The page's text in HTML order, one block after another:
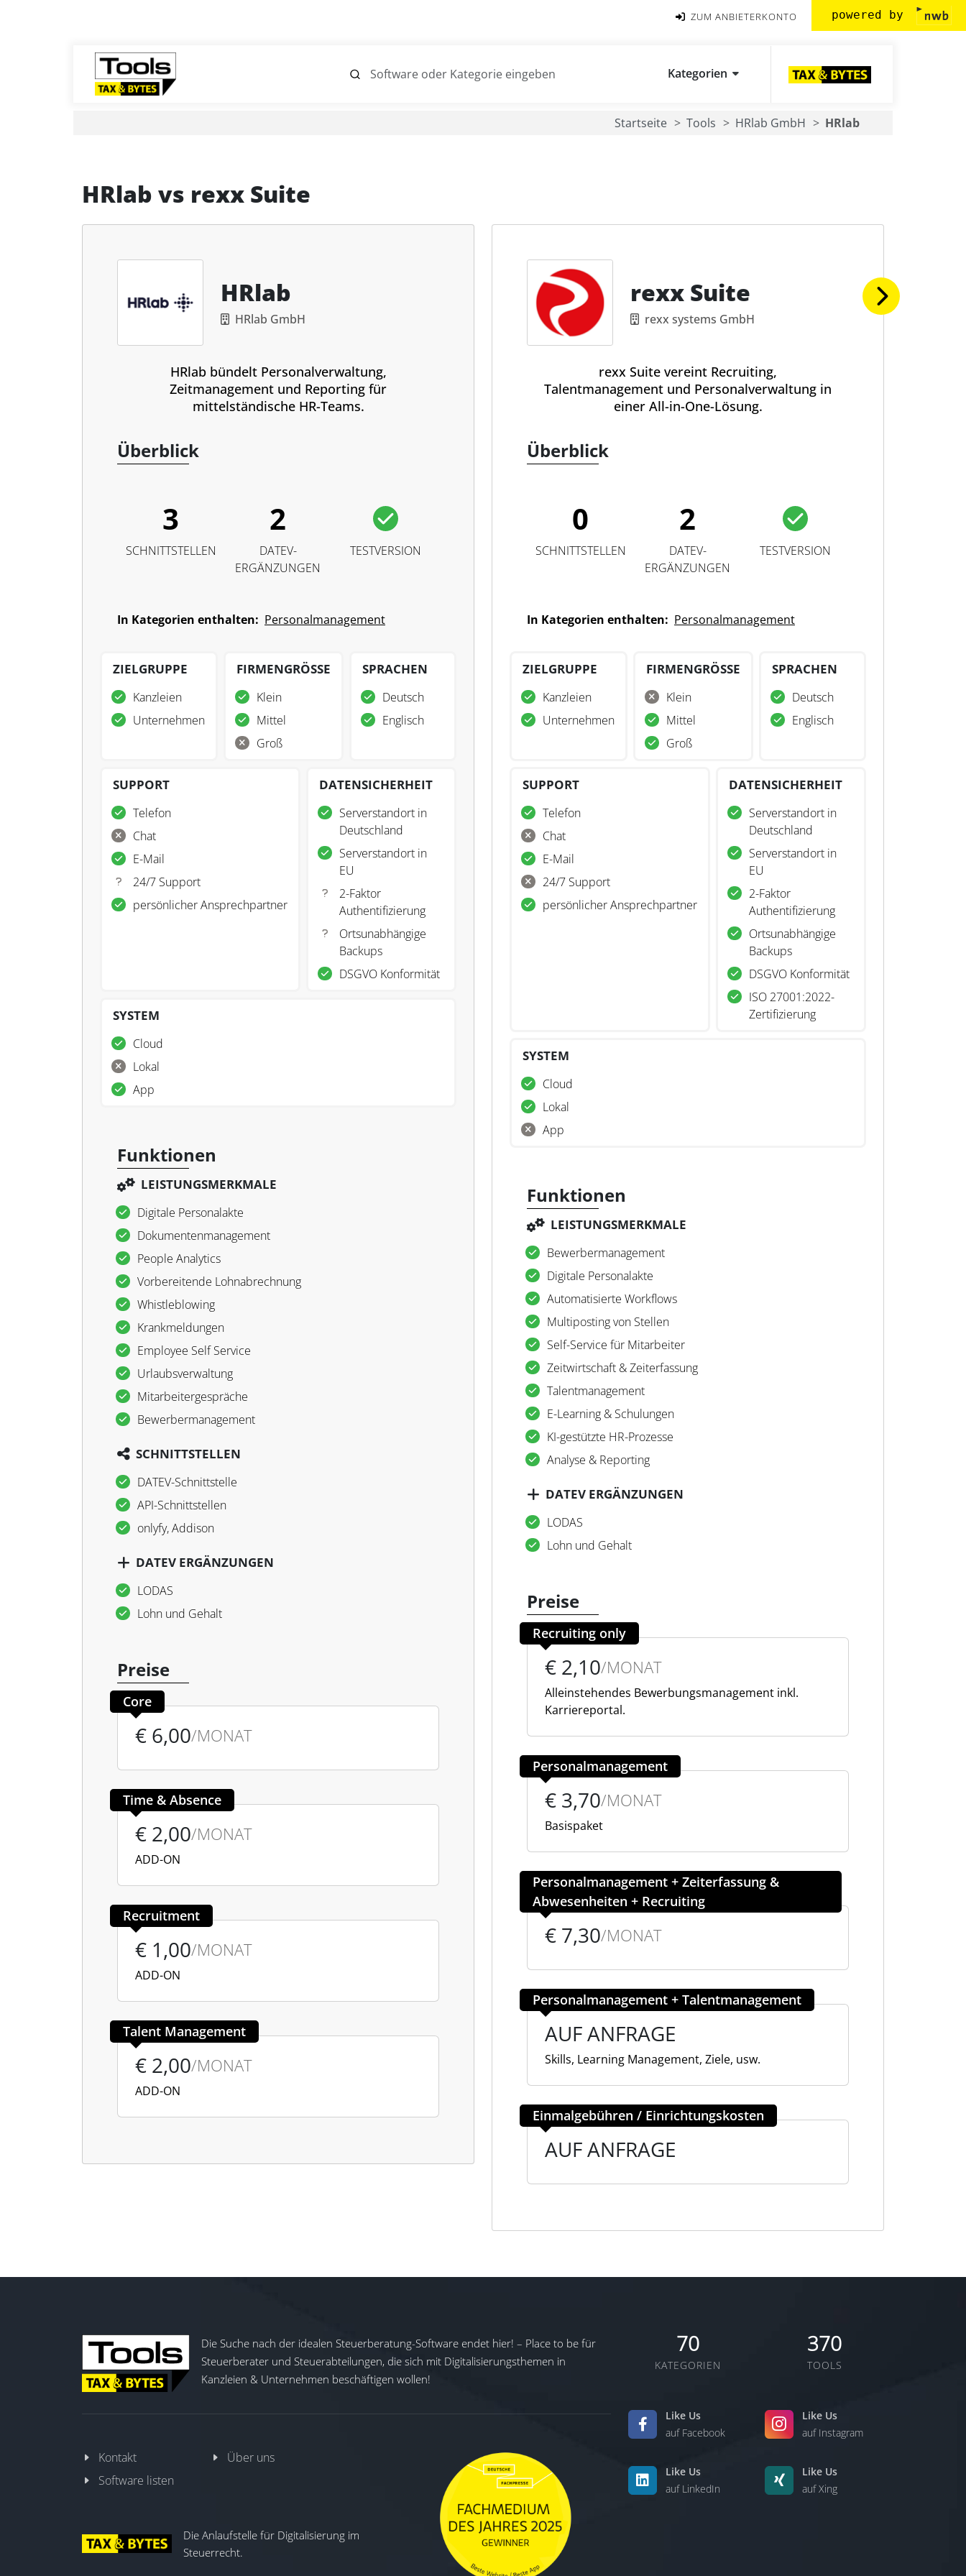
ZUM ANBIETERKONTO powered by
Kategorien
Startseite Tools HRlab GmbH HRlab
HRlab vs rexx Suite
HRlab
HRlab GmbH
HRlab bündelt Personalverwaltung,
Zeitmanagement und Reporting für
mittelständische HR-Teams.
Überblick
3
SCHNITTSTELLEN
2
DATEV-
ERGÄNZUNGEN
TESTVERSION
In Kategorien enthalten: Personalmanagement
ZIELGRUPPE
Kanzleien
Unternehmen
FIRMENGRÖSSE
Klein
Mittel
Groß
SPRACHEN
Deutsch
Englisch
SUPPORT
Telefon
Chat
E-Mail
24/7 Support
persönlicher Ansprechpartner
DATENSICHERHEIT
Serverstandort in
Deutschland
Serverstandort in
EU
2-Faktor
Authentifizierung
Ortsunabhängige
Backups
DSGVO Konformität
SYSTEM
Cloud
Lokal
App
Funktionen
LEISTUNGSMERKMALE
Digitale Personalakte
Dokumentenmanagement
People Analytics
Vorbereitende Lohnabrechnung
Whistleblowing
Krankmeldungen
Employee Self Service
Urlaubsverwaltung
Mitarbeitergespräche
Bewerbermanagement
SCHNITTSTELLEN
DATEV-Schnittstelle
API-Schnittstellen
onlyfy, Addison
DATEV ERGÄNZUNGEN
LODAS
Lohn und Gehalt
Preise
Core
€ 6,00/MONAT
Time & Absence
€ 2,00/MONAT
ADD-ON
Recruitment
€ 1,00/MONAT
ADD-ON
Talent Management
€ 2,00/MONAT
ADD-ON
rexx Suite
rexx systems GmbH
rexx Suite vereint Recruiting,
Talentmanagement und Personalverwaltung in
einer All-in-One-Lösung.
Überblick
0
SCHNITTSTELLEN
2
DATEV-
ERGÄNZUNGEN
TESTVERSION
In Kategorien enthalten: Personalmanagement
ZIELGRUPPE
Kanzleien
Unternehmen
FIRMENGRÖSSE
Klein
Mittel
Groß
SPRACHEN
Deutsch
Englisch
SUPPORT
Telefon
Chat
E-Mail
24/7 Support
persönlicher Ansprechpartner
DATENSICHERHEIT
Serverstandort in
Deutschland
Serverstandort in
EU
2-Faktor
Authentifizierung
Ortsunabhängige
Backups
DSGVO Konformität
ISO 27001:2022-
Zertifizierung
SYSTEM
Cloud
Lokal
App
Funktionen
LEISTUNGSMERKMALE
Bewerbermanagement
Digitale Personalakte
Automatisierte Workflows
Multiposting von Stellen
Self-Service für Mitarbeiter
Zeitwirtschaft & Zeiterfassung
Talentmanagement
E-Learning & Schulungen
KI-gestützte HR-Prozesse
Analyse & Reporting
DATEV ERGÄNZUNGEN
LODAS
Lohn und Gehalt
Preise
Recruiting only
€ 2,10/MONAT
Alleinstehendes Bewerbungsmanagement inkl.
Karriereportal.
Personalmanagement
€ 3,70/MONAT
Basispaket
Personalmanagement + Zeiterfassung &
Abwesenheiten + Recruiting
€ 7,30/MONAT
Personalmanagement + Talentmanagement
AUF ANFRAGE
Skills, Learning Management, Ziele, usw.
Einmalgebühren / Einrichtungskosten
AUF ANFRAGE
Die Suche nach der idealen Steuerberatung-Software endet hier! – Place to be für
Steuerberater und Steuerabteilungen, die sich mit Digitalisierungsthemen in
Kanzleien & Unternehmen beschäftigen wollen!
Kontakt
Über uns
Software listen
Die Anlaufstelle für Digitalisierung im
Steuerrecht.
70
KATEGORIEN
370
TOOLS
Like Us
auf Facebook
Like Us
auf Instagram
Like Us
auf LinkedIn
Like Us
auf Xing